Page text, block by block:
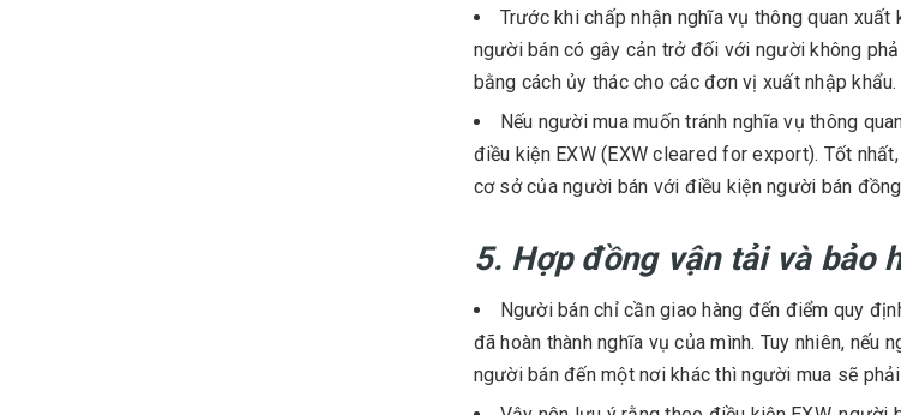
Trước khi chấp nhận nghĩa vụ thông quan
người bán có gây cản trở đối với người không
bằng cách ủy thác cho các đơn vị xuất nhập khẩu.
Nếu người mua muốn tránh nghĩa vụ thông
điều kiện EXW (EXW cleared for export). Tốt
cơ sở của người bán với điều kiện người bán
5. Hợp đồng vận tải và bảo
Người bán chỉ cần giao hàng đến điểm quy
đã hoàn thành nghĩa vụ của mình. Tuy nhiên,
người bán đến một nơi khác thì người mua sẽ